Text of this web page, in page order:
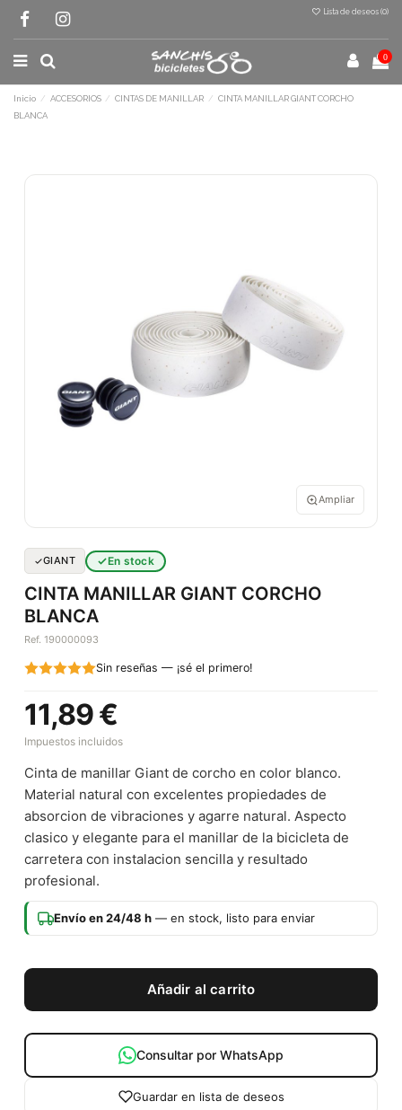
Lista de deseos (0)
0
Inicio ACCESORIOS CINTAS DE MANILLAR
CINTA MANILLAR GIANT CORCHO
BLANCA
Ampliar
GIANT En stock
CINTA MANILLAR GIANT CORCHO
BLANCA
Ref. 190000093
Sin reseñas — ¡sé el primero!
11,89 €
Impuestos incluidos
Cinta de manillar Giant de corcho en color blanco.
Material natural con excelentes propiedades de
absorcion de vibraciones y agarre natural. Aspecto
clasico y elegante para el manillar de la bicicleta de
carretera con instalacion sencilla y resultado
profesional.
Envío en 24/48 h — en stock, listo para enviar
Añadir al carrito
Consultar por WhatsApp
Guardar en lista de deseos